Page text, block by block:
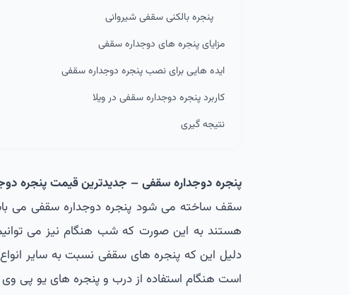
پنجره بالکنی سقفی شیروانی
مزایای پنجره های دوجداره سقفی
ایده هایی برای نصب پنجره دوجداره سقفی
کاربرد پنجره دوجداره سقفی در ویلا
نتیجه گیری
پنجره دوجداره سقفی – جدیدترین قیمت پنجره
سقف ساخته می شود پنجره دوجداره سقفی می
هستند به این صورت که شب هنگام نیز می توانیم
دلیل این که پنجره های سقفی نسبت به سایر
است هنگام استفاده از درب و پنجره های یو پی وی